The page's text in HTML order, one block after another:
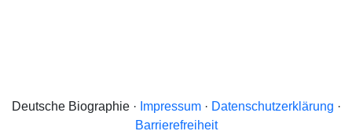
Deutsche Biographie · Impressum· Datenschutzerklärung ·
Barrierefreiheit